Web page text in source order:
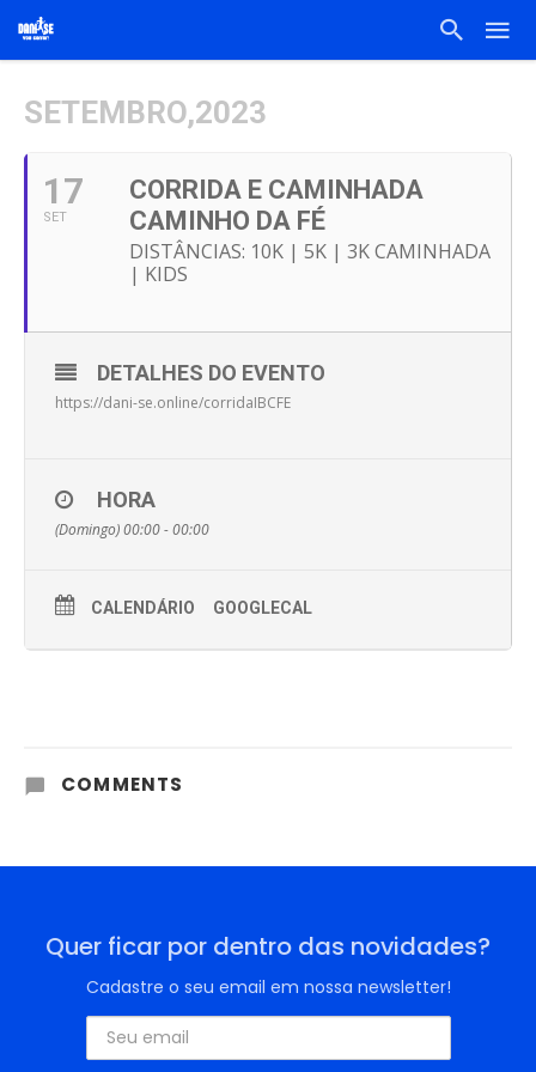
SETEMBRO,2023
17
SET
CORRIDA E CAMINHADA
CAMINHO DA FÉ
DISTÂNCIAS: 10K | 5K | 3K CAMINHADA
| KIDS
DETALHES DO EVENTO
https://dani-se.online/corridaIBCFE
HORA
(Domingo) 00:00 - 00:00
CALENDÁRIO GOOGLECAL
COMMENTS
Quer ficar por dentro das novidades?
Cadastre o seu email em nossa newsletter!